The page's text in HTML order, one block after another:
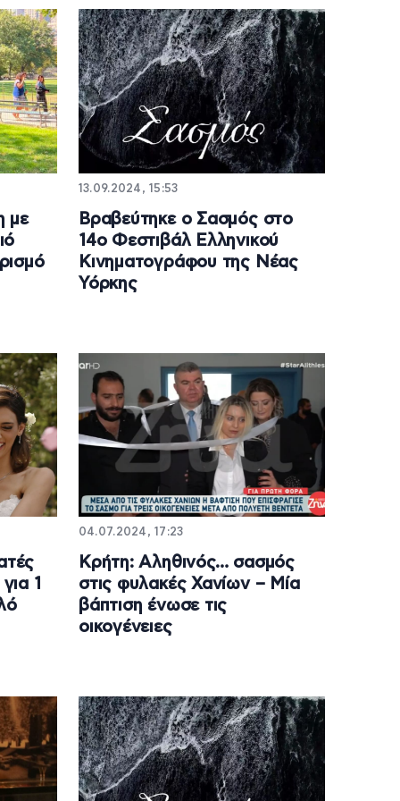
με
13.09.2024, 15:53
Βραβεύτηκε ο Σασμός στο
14ο Φεστιβάλ Ελληνικού
Κινηματογράφου της Νέας
Υόρκης
1
04.07.2024, 17:23
Κρήτη: Αληθινός… σασμός
στις φυλακές Χανίων – Μία
βάπτιση ένωσε τις
οικογένειες